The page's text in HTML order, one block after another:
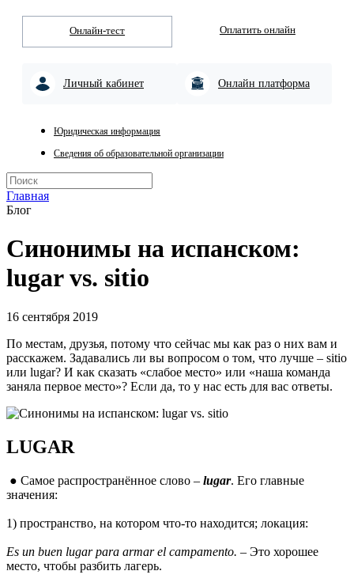
Онлайн-тест Оплатить онлайн
Личный кабинет Онлайн платформа
Юридическая информация
Сведения об образовательной организации
Главная
Блог
Синонимы на испанском:
lugar vs. sitio
16 сентября 2019
По местам, друзья, потому что сейчас мы как раз о них вам и
расскажем. Задавались ли вы вопросом о том, что лучше – sitio
или lugar? И как сказать «слабое место» или «наша команда
заняла первое место»? Если да, то у нас есть для вас ответы.
LUGAR
● Самое распространённое слово – lugar. Его главные
значения:
1) пространство, на котором что-то находится; локация:
Es un buen lugar para armar el campamento. – Это хорошее
место, чтобы разбить лагерь.